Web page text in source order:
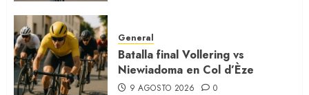
General
Batalla final Vollering vs
Niewiadoma en Col d’Èze
9 AGOSTO 2026 0